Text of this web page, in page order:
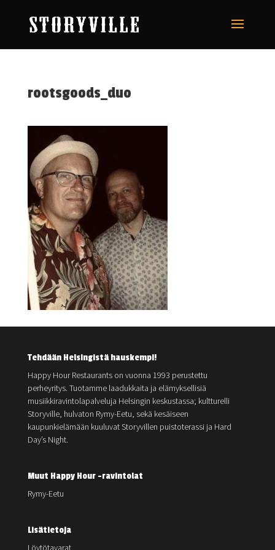
rootsgoods_duo
Tehdään Helsingistä hauskempi!
Happy Hour Restaurants on vuonna 1993 perustettu
perheyritys. Tuotamme laadukkaita ja elämyksellisiä
musiikkiravintolapalveluja Helsingin keskustassa; kultturelli
Storyville, hulvaton Rymy-Eetu, sekä kesäiseen
kaupunkielämään kuuluvat Storyvillen puistoterassi ja Hard
Day’s Night.
Muut Happy Hour -ravintolat
Rymy-Eetu
Lisätietoja